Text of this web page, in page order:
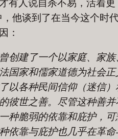
有人说自杀不易，活着更
他谈到了在当今这个时
：
创建了一个以家庭、家族
国家和儒家道德为社会正
以各种民间信仰（迷信）
彼世之善。尽管这种善并
种脆弱的依靠和庇护，可
依靠与庇护也几乎在革命